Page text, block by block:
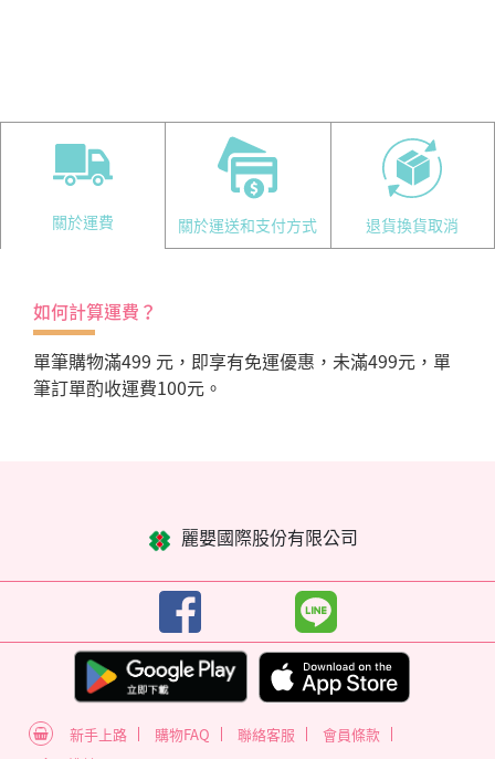
關於運費 關於運送和支付方式 退貨換貨取消
如何計算運費？
單筆購物滿499 元，即享有免運優惠，未滿499元，單
筆訂單酌收運費100元。
麗嬰國際股份有限公司
新手上路 購物FAQ 聯絡客服
會員條款